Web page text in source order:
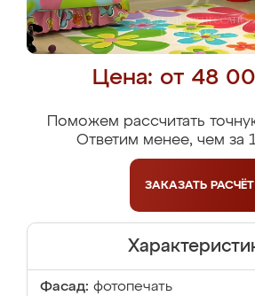
Цена: от 48
Поможем рассчитать
Ответим менее, чем за
ЗАКАЗАТЬ РАСЧЁТ
Фасад: фотопечать